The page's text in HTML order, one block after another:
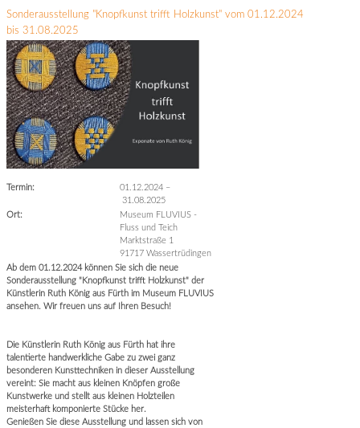
Sonderausstellung "Knopfkunst trifft Holzkunst" vom 01.12.2024
bis 31.08.2025
Termin: 01.12.2024 –
31.08.2025
Ort:
Museum FLUVIUS -
Fluss und Teich
Marktstraße 1
91717 Wassertrüdingen
Ab dem 01.12.2024 können Sie sich die neue
Sonderausstellung "Knopfkunst trifft Holzkunst" der
Künstlerin Ruth König aus Fürth im Museum FLUVIUS
ansehen. Wir freuen uns auf Ihren Besuch!
Die Künstlerin Ruth König aus Fürth hat ihre
talentierte handwerkliche Gabe zu zwei ganz
besonderen Kunsttechniken in dieser Ausstellung
vereint: Sie macht aus kleinen Knöpfen große
Kunstwerke und stellt aus kleinen Holzteilen
meisterhaft komponierte Stücke her.
Genießen Sie diese Ausstellung und lassen sich von